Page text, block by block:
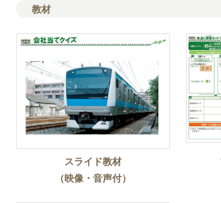
教材
スライド教材
（映像・音声付）